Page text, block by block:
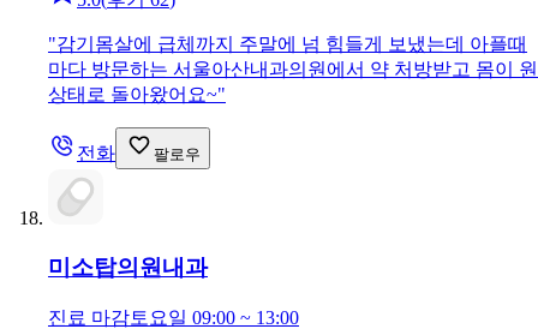
"감기몸살에 급체까지 주말에 넘 힘들게 보냈는데 아플때
마다 방문하는 서울아산내과의원에서 약 처방받고 몸이 원
상태로 돌아왔어요~"
전화 팔로우
미소탑의원 내과
진료 마감토요일 09:00 ~ 13:00